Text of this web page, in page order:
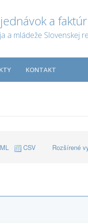
a faktúr
a mládeže Slovenskej
KONTAKT
CSV Rozšírené